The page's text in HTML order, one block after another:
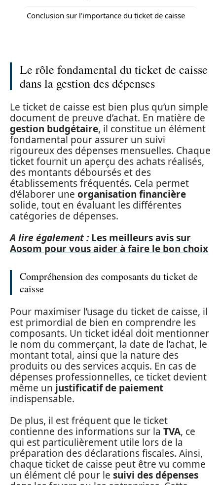
Conclusion sur l’importance du ticket de caisse
Le rôle fondamental du ticket de caisse
dans la gestion des dépenses
Le ticket de caisse est bien plus qu’un simple
document de preuve d’achat. En matière de
gestion budgétaire, il constitue un élément
fondamental pour assurer un suivi
rigoureux des dépenses mensuelles. Chaque
ticket fournit un aperçu des achats réalisés,
des montants déboursés et des
établissements fréquentés. Cela permet
d’élaborer une organisation financière
solide, tout en évaluant les différentes
catégories de dépenses.
A lire également : Les meilleurs avis sur
Aosom pour vous aider à faire le bon choix
Compréhension des composants du ticket de
caisse
Pour maximiser l’usage du ticket de caisse, il
est primordial de bien en comprendre les
composants. Un ticket idéal doit mentionner
le nom du commerçant, la date de l’achat, le
montant total, ainsi que la nature des
produits ou des services acquis. En cas de
dépenses professionnelles, ce ticket devient
même un justificatif de paiement
indispensable.
De plus, il est fréquent que le ticket
contienne des informations sur la TVA, ce
qui est particulièrement utile lors de la
préparation des déclarations fiscales. Ainsi,
chaque ticket de caisse peut être vu comme
un élément clé pour le suivi des dépenses